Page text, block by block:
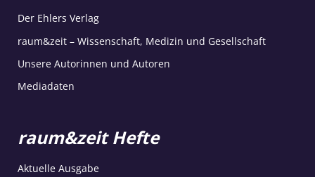
Der Ehlers Verlag
raum&zeit – Wissenschaft, Medizin und Gesellschaft
Unsere Autorinnen und Autoren
Mediadaten
raum&zeit Hefte
Aktuelle Ausgabe